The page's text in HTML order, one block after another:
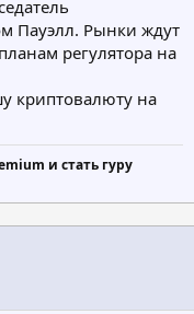
Пауэлл. Рынки ждут
регулятора на
криптовалюту на
и стать гуру